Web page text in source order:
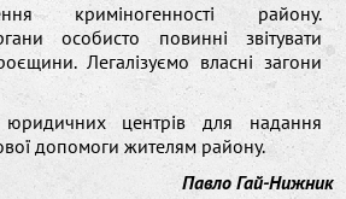
криміногенності району.
особисто повинні звітувати
Легалізуємо власні загони
юридичних центрів для надання
допомоги жителям району.
Павло Гай-Нижник